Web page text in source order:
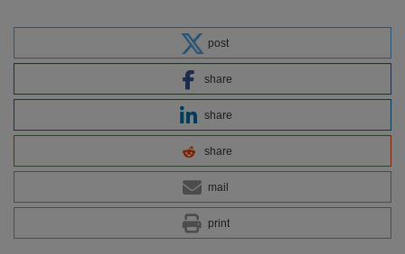
post
share
share
share
mail
print